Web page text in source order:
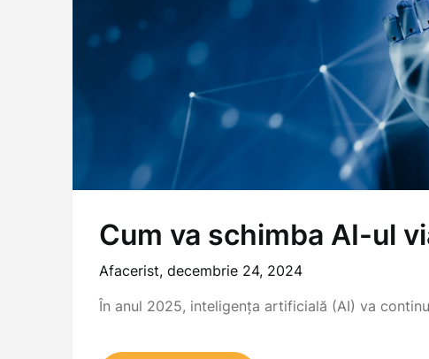
Cum va schimba AI-ul
Afacerist, decembrie 24, 2024
În anul 2025, inteligența artificială (AI) va